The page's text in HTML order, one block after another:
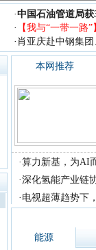
·中国石油管道局
·
【我与“一带一路
· 肖亚庆赴中钢集
本网推荐
·算力新基，为AI
·深化氢能产业链
· 电视超薄趋势下
能源